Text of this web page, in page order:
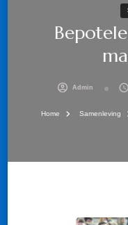
Admin
Home Samenleving